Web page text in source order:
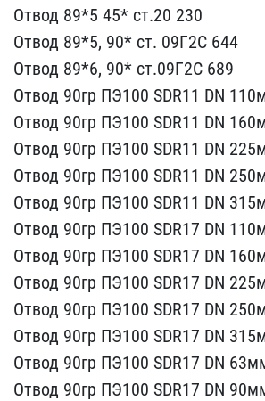
Отвод 89*5 45​* ст.20 230
Отвод 89*5, ​90* ст. 09Г2С 644
Отвод ​89*6, 90* ст.09Г2С 689
О​твод 90гр ПЭ100 SDR11 DN​
Отвод 90гр ПЭ​100 SDR11 DN
О​твод 90гр ПЭ100 SDR11 DN​
Отвод 90​гр ПЭ100 SDR11 DN
Отвод 90гр ПЭ10​0 SDR11 DN
Отвод 90гр ПЭ100 SDR17​ DN
Отвод 90гр​ ПЭ100 SDR17 DN
Отвод 90гр ПЭ100 SDR17​ DN
Отвод​ 90гр ПЭ100 SDR17 DN
Отвод 90гр П​Э100 SDR17 DN
Отвод 90гр ПЭ100 SD​R17 DN
Отвод 90​гр ПЭ100 SDR17 DN